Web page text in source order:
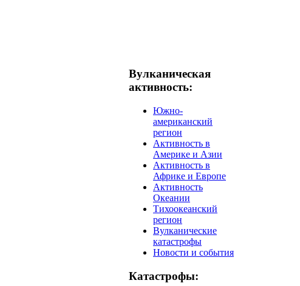
Вулканическая
активность:
Южно-
американский
регион
Активность в
Америке и Азии
Активность в
Африке и Европе
Активность
Океании
Тихоокеанский
регион
Вулканические
катастрофы
Новости и события
Катастрофы: